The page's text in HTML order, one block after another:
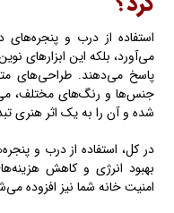
استفاده از درب و پنجره‌های
می‌آورد، بلکه این ابزارهای
پاسخ می‌دهند. طراحی‌های
جنس‌ها و رنگ‌های مختلف،
شده و آن را به یک اثر هنری
در کل، استفاده از درب و
بهبود انرژی و کاهش
امنیت خانه شما نیز افزوده